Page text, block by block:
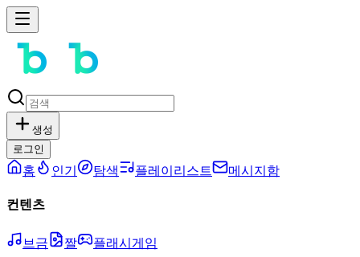
생성
로그인
홈 인기 탐색 플레이리스트 메시지함
컨텐츠
브금 짤 플래시게임